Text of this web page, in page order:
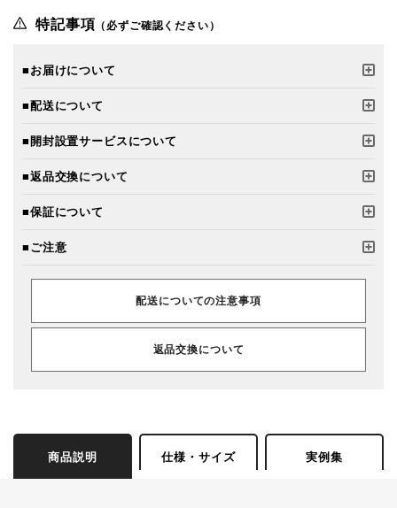
特記事項 （必ずご確認ください）
■お届けについて
■配送について
■開封設置サービスについて
■返品交換について
■保証について
■ご注意
配送についての注意事項
返品交換について
商品説明 仕様・サイズ 実例集